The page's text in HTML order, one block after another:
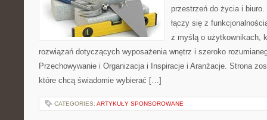
przestrzeń do życia i
łączy się z
z myślą o użytkownikach,
rozwiązań dotyczących wyposażenia wnętrz i szeroko
Przechowywanie i Organizacja i Inspiracje i Aranżacje. Strona
które chcą świadomie wybierać […]
CATEGORIES: ARTYKUŁY SPONSOROWANE